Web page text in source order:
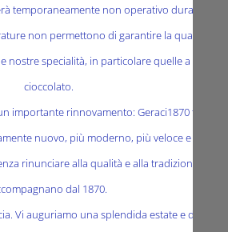
temporaneamente non operativo durante la
non permettono di garantire la qualità che
nostre specialità, in particolare quelle a base di
cioccolato.
importante rinnovamento: Geraci1870 tornerà
nuovo, più moderno, più veloce e ancora
rinunciare alla qualità e alla tradizione che ci
dal 1870.
Vi auguriamo una splendida estate e delle